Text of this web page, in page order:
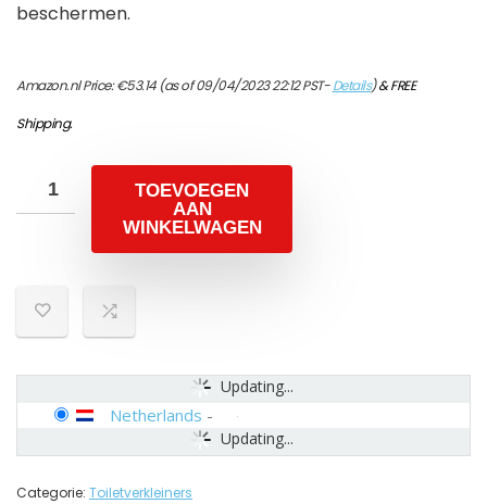
beschermen.
Amazon.nl Price:€53.14(as of 09/04/2023 22:12 PST-Details)&FREE
Shipping.
TOEVOEGEN
AAN
WINKELWAGEN
Updating...
Updating...
Netherlands -
Categorie: Toiletverkleiners